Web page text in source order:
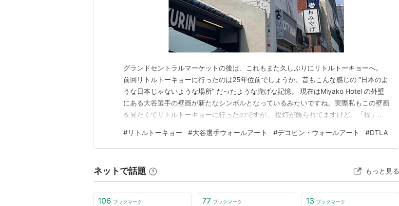
グランドセントラルマーケットの後は、これもまた久しぶりにリトルトーキョーへ。
前回リトルトーキョーに行ったのは25年位前でしょうか。昔もこんな感じの ”日本のよ
うな日本じゃないような場所” だったような朧げな記憶。 現在はMiyako Hotel の外壁
にある大谷選手の壁画が新たなシンボルとなっているみたいですね。実際私もこの壁画
を見たくてリトルトーキョーに行ったのですが。 提灯が飾られてますけど、「福」っ
ので落書きがいっぱい。LAダウンタウンの象徴ですね。。 歩いていたらフードデリバ
リーのロボットがいました。人が近…
#リトルトーキョー #大谷選手ウォールアート #デコピン・ウォールアート #DTLA
ネットで話題 もっと見る
106 ブックマーク 77 ブックマーク 13 ブックマーク